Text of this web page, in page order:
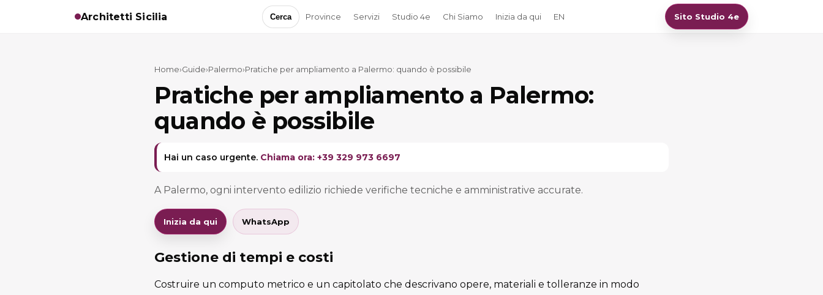
Architetti Sicilia Cerca Province Servizi Studio 4e Chi Siamo Inizia da qui EN Sito Studio 4e
Home›Guide›Palermo›Pratiche per ampliamento a Palermo: quando è possibile
Pratiche per ampliamento a Palermo:
quando è possibile
Hai un caso urgente. Chiama ora: +39 329 973 6697
A Palermo, ogni intervento edilizio richiede verifiche tecniche e amministrative accurate.
Inizia da qui WhatsApp
Gestione di tempi e costi
Costruire un computo metrico e un capitolato che descrivano opere, materiali e tolleranze in modo